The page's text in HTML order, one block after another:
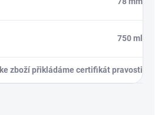
750 ml
ke zboží přikládáme certifikát pravosti